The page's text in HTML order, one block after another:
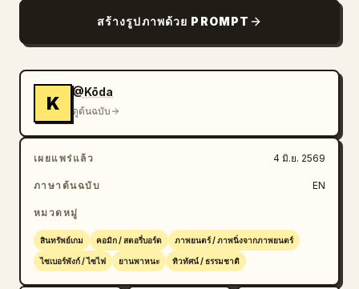
ถึงกับสมจริงเหมือนภาพถ่าย ได้รับแรงบันดาลใจจากภาพ
แนวคิดไซไฟแอนิเมชันระดับไฮเอนด์ ใช้ 379 เป็น
ดำข้างห้องนักบิน,
สถานที่ลงจอดที่เงียบสงบและลึกลับ
ข้อความที่อ่านออก หลีกเลี่ยงรถยนต์หรืออาคารสมัยใหม่
หลีกเลี่ยงท้องฟ้าที่สว่างในเวลากลางวัน และรักษาให้ตัวยาน
จอดอยู่บนพื้นและกลมกลืนไปกับพื้นที่โล่งในป่า
สร้างรูปภาพด้วย PROMPT
K
@Kōda
ดูต้นฉบับ
เผยแพร่แล้ว 4 มิ.ย. 2569
ภาษาต้นฉบับ EN
หมวดหมู่
สินทรัพย์เกม คอมิก / สตอรี่บอร์ด ภาพยนตร์ / ภาพนิ่งจากภาพยนตร์
ไซเบอร์พังก์ / ไซไฟ ยานพาหนะ ทิวทัศน์ / ธรรมชาติ